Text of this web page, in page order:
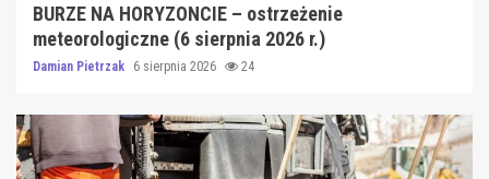
BURZE NA HORYZONCIE – ostrzeżenie
meteorologiczne (6 sierpnia 2026 r.)
Damian Pietrzak 6 sierpnia 2026 24